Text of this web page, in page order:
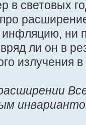
в световых
инфляцию, ни
ли он в
излучения